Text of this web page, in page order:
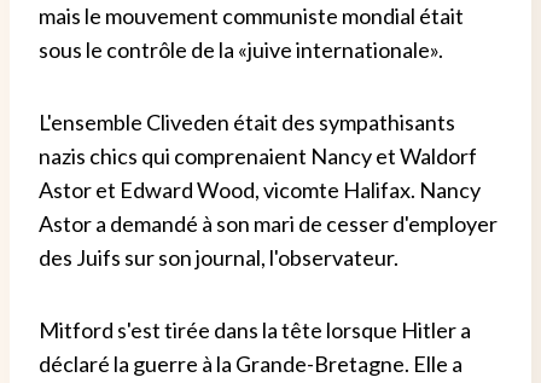
mais le mouvement communiste mondial était
sous le contrôle de la «juive internationale».
L'ensemble Cliveden était des sympathisants
nazis chics qui comprenaient Nancy et Waldorf
Astor et Edward Wood, vicomte Halifax. Nancy
Astor a demandé à son mari de cesser d'employer
des Juifs sur son journal, l'observateur.
Mitford s'est tirée dans la tête lorsque Hitler a
déclaré la guerre à la Grande-Bretagne. Elle a